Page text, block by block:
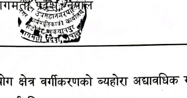
हेटौंडा उपमहानगरपालिकाको सूची दर्ता सम्बन्धी सूचना
चुरियामाई सुरुङको संरक्षण तथा व्यवस्थापनको जिम्मेवारी
पोषाक र परिचयपत्र अनिवार्य लगाउने सम्बन्धमा ।